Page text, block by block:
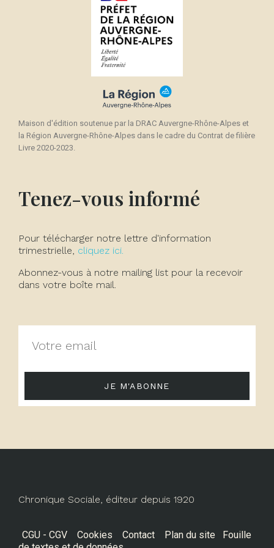
Maison d'édition soutenue par la DRAC Auvergne-Rhône-Alpes et
la Région Auvergne-Rhône-Alpes dans le cadre du Contrat de filière
Livre 2020-2023.
Tenez-vous informé
Pour télécharger notre lettre d'information
trimestrielle, cliquez ici.
Abonnez-vous à notre mailing list pour la recevoir
dans votre boîte mail.
JE M'ABONNE
Chronique Sociale, éditeur depuis 1920
CGU - CGV Cookies Contact Plan du site
Fouille